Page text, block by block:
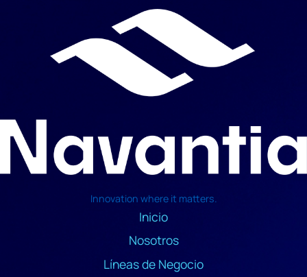
Innovation where it matters.
Inicio
Nosotros
Líneas de Negocio